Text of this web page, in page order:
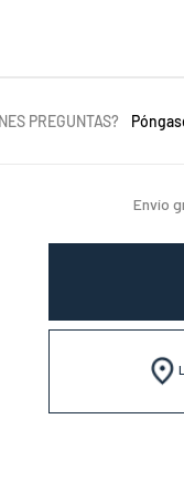
PREGUNTAS?
Envío